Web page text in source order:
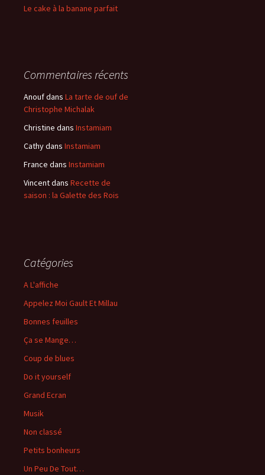
Le cake à la banane parfait
Commentaires récents
Anoufdans La tarte de ouf de
Christophe Michalak
Christine dans Instamiam
Cathydans Instamiam
France dans Instamiam
Vincentdans Recette de
saison : la Galette des Rois
Catégories
A L'affiche
Appelez Moi Gault Et Millau
Bonnes feuilles
Ça se Mange…
Coup de blues
Do it yourself
Grand Ecran
Musik
Non classé
Petits bonheurs
Un Peu De Tout…